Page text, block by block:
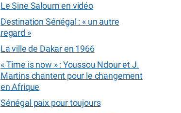
Le Sine Saloum en vidéo
Destination Sénégal : « un autre
regard »
La ville de Dakar en 1966
« Time is now » : Youssou Ndour et J.
Martins chantent pour le changement
en Afrique
Sénégal paix pour toujours